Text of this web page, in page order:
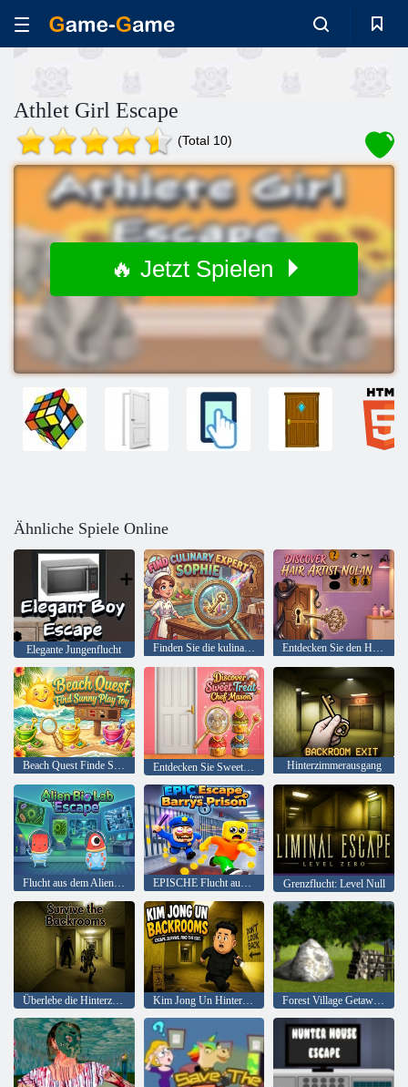
Athlet Girl Escape
(Total 10)
🔥 Jetzt Spielen
Ähnliche Spiele Online
Elegante Jungenflucht Finden Sie die kulinarische Expertin Sophie Entdecken Sie den Haarkünstler Nolan
Beach Quest Finde Sunny Play Toy Entdecken Sie Sweet Treat Chef Mason Hinterzimmerausgang
Flucht aus dem Alien-Biolabor EPISCHE Flucht aus dem Barrys-Gefängnis Grenzflucht: Level Null
Überlebe die Hinterzimmer Kim Jong Un Hinterzimmer Forest Village Getaway Episode 2